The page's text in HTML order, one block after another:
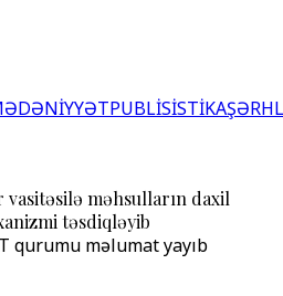
PUBLİSİSTİKA
məhsulların daxil
təsdiqləyib
qurumu məlumat yayıb